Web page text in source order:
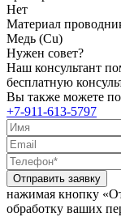
Нет
Материал
Медь (Cu)
Нужен совет?
Наш консультант
бесплатную
Вы также можете
+7-911-613-5797
Отправить заявку
нажимая кнопку
обработку ваших